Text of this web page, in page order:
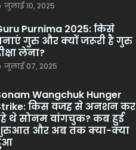
जुलाई 10, 2025
Purnima 2025: किसे
गुरु और क्यों जरूरी है गुरु
लेना?
जुलाई 07, 2025
Wangchuk Hunger
किस वजह से अनशन कर
थे सोनम वांगचुक? कब हुई
और अब तक क्या-क्या